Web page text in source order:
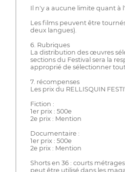
Il n'y a aucune limite quant à
Les films peuvent être
deux langues).
6. Rubriques
La distribution des œuvres
sections du Festival sera la
approprié de sélectionner
7. récompenses
Les prix du RELLISQUIN
Fiction :
1er prix : 500e
2e prix : Mention
Documentaire :
1er prix : 500e
2e prix : Mention
Shorts en 36 : courts
peut être utilisé dans les